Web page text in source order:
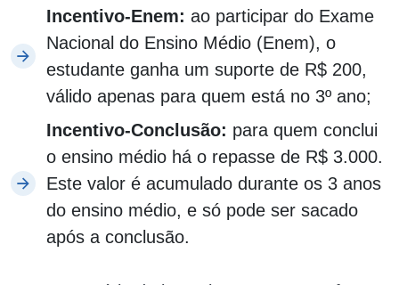
Incentivo-Enem: ao participar do Exame
Nacional do Ensino Médio (Enem), o
estudante ganha um suporte de R$ 200,
válido apenas para quem está no 3º ano;
Incentivo-Conclusão: para quem conclui
o ensino médio há o repasse de R$ 3.000.
Este valor é acumulado durante os 3 anos
do ensino médio, e só pode ser sacado
após a conclusão.